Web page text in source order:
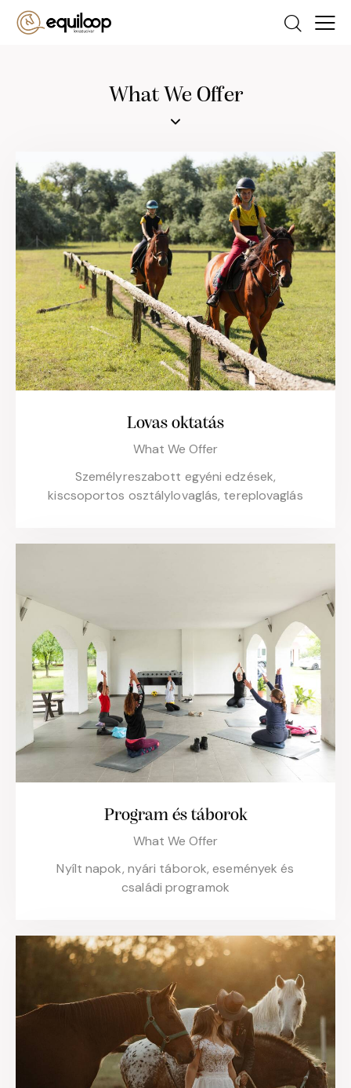
What We Offer
Lovas oktatás
What We Offer
Személyreszabott egyéni edzések,
kiscsoportos osztálylovaglás, tereplovaglás
Program és táborok
What We Offer
Nyílt napok, nyári táborok, események és
családi programok